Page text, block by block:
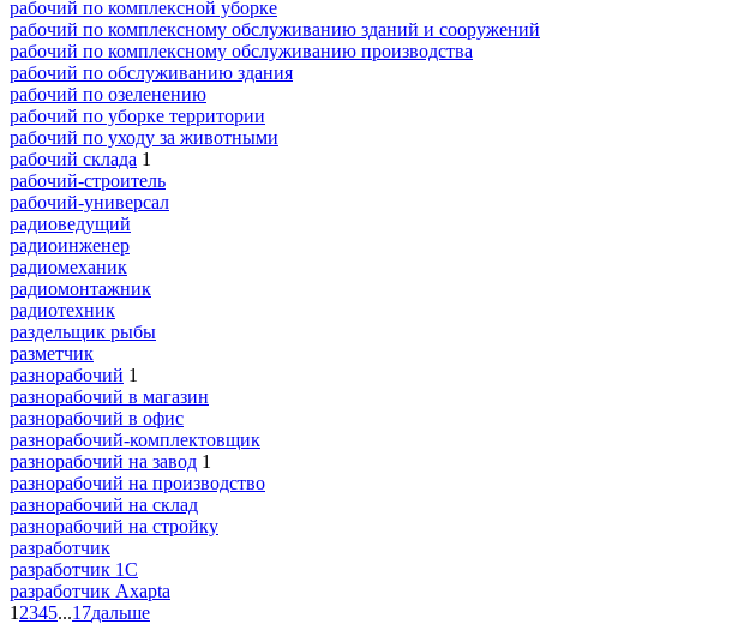
рабочий по комплексной уборке
рабочий по комплексному обслуживанию зданий и сооружений
рабочий по комплексному обслуживанию производства
рабочий по обслуживанию здания
рабочий по озеленению
рабочий по уборке территории
рабочий по уходу за животными
рабочий склада 1
рабочий-строитель
рабочий-универсал
радиоведущий
радиоинженер
радиомеханик
радиомонтажник
радиотехник
раздельщик рыбы
разметчик
разнорабочий 1
разнорабочий в магазин
разнорабочий в офис
разнорабочий-комплектовщик
разнорабочий на завод 1
разнорабочий на производство
разнорабочий на склад
разнорабочий на стройку
разработчик
разработчик 1C
разработчик Axapta
1 2345...17дальше